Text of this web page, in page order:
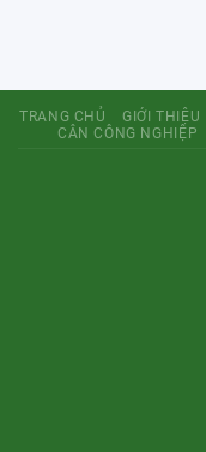
TRANG CHỦ GIỚI THIỆU
CÂN CÔNG NGHIỆP